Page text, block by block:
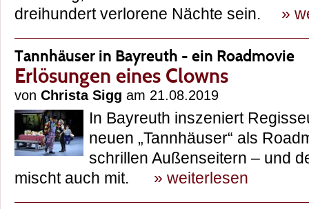
dreihundert verlorene Nächte sein. »
Tannhäuser in Bayreuth - ein Roadmovie
Erlösungen eines Clowns
von Christa Sigg am 21.08.2019
In Bayreuth inszeniert
neuen „Tannhäuser“ als
schrillen Außenseitern – und
mischt auch mit. » weiterlesen